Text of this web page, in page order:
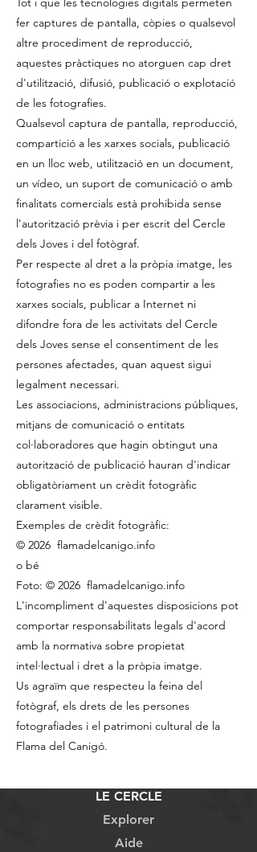
fer captures de pantalla, còpies o qualsevol
altre procediment de reproducció,
aquestes pràctiques no atorguen cap dret
d'utilització, difusió, publicació o explotació
de les fotografies.
Qualsevol captura de pantalla, reproducció,
compartició a les xarxes socials, publicació
en un lloc web, utilització en un document,
un vídeo, un suport de comunicació o amb
finalitats comercials està prohibida sense
l'autorització prèvia i per escrit del Cercle
dels Joves i del fotògraf.
Per respecte al dret a la pròpia imatge, les
fotografies no es poden compartir a les
xarxes socials, publicar a Internet ni
difondre fora de les activitats del Cercle
dels Joves sense el consentiment de les
persones afectades, quan aquest sigui
legalment necessari.
Les associacions, administracions públiques,
mitjans de comunicació o entitats
col·laboradores que hagin obtingut una
autorització de publicació hauran d'indicar
obligatòriament un crèdit fotogràfic
clarament visible.
Exemples de crèdit fotogràfic:
© 2026 flamadelcanigo.info
o bé
Foto: © 2026 flamadelcanigo.info
L'incompliment d'aquestes disposicions pot
comportar responsabilitats legals d'acord
amb la normativa sobre propietat
intel·lectual i dret a la pròpia imatge.
Us agraïm que respecteu la feina del
fotògraf, els drets de les persones
fotografiades i el patrimoni cultural de la
Flama del Canigó.
LE CERCLE
Explorer
Aide